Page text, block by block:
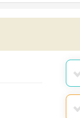
あれば自学自習で
からず辞めること